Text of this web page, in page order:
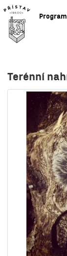
Program
Terénní